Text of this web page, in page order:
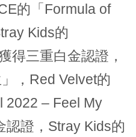
的「Formula of
Kids的
得三重白金認證，
，Red Velvet的
2022 – Feel My
認證，Stray Kids的